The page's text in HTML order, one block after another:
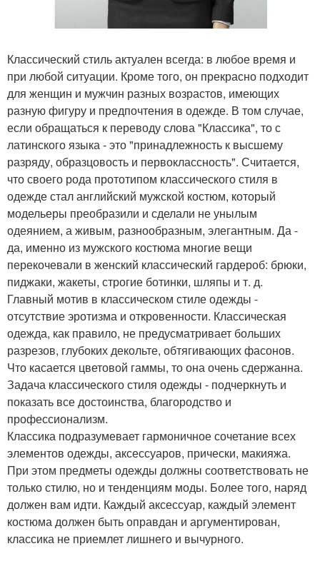
Классический стиль актуален всегда: в любое время и
при любой ситуации. Кроме того, он прекрасно подходит
для женщин и мужчин разных возрастов, имеющих
разную фигуру и предпочтения в одежде. В том случае,
если обращаться к переводу слова "Классика", то с
латинского языка - это "принадлежность к высшему
разряду, образцовость и первоклассность". Считается,
что своего рода прототипом классического стиля в
одежде стал английский мужской костюм, который
модельеры преобразили и сделали не унылым
одеянием, а живым, разнообразным, элегантным. Да -
да, именно из мужского костюма многие вещи
перекочевали в женский классический гардероб: брюки,
пиджаки, жакеты, строгие ботинки, шляпы и т. д.
Главный мотив в классическом стиле одежды -
отсутствие эротизма и откровенности. Классическая
одежда, как правило, не предусматривает больших
разрезов, глубоких декольте, обтягивающих фасонов.
Что касается цветовой гаммы, то она очень сдержанна.
Задача классического стиля одежды - подчеркнуть и
показать все достоинства, благородство и
профессионализм.
Классика подразумевает гармоничное сочетание всех
элементов одежды, аксессуаров, прически, макияжа.
При этом предметы одежды должны соответствовать не
только стилю, но и тенденциям моды. Более того, наряд
должен вам идти. Каждый аксессуар, каждый элемент
костюма должен быть оправдан и аргументирован,
классика не приемлет лишнего и вычурного.